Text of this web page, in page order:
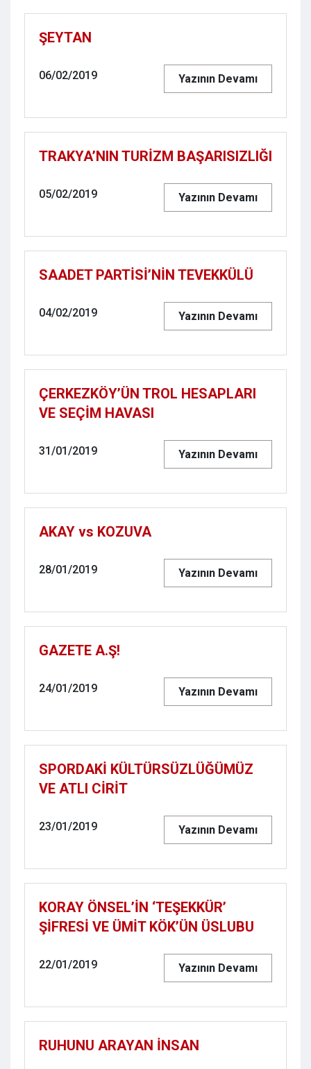
ŞEYTAN
06/02/2019 Yazının Devamı
TRAKYA’NIN TURİZM BAŞARISIZLIĞI
05/02/2019 Yazının Devamı
SAADET PARTİSİ’NİN TEVEKKÜLÜ
04/02/2019 Yazının Devamı
ÇERKEZKÖY’ÜN TROL HESAPLARI
VE SEÇİM HAVASI
31/01/2019 Yazının Devamı
AKAY vs KOZUVA
28/01/2019 Yazının Devamı
GAZETE A.Ş!
24/01/2019 Yazının Devamı
SPORDAKİ KÜLTÜRSÜZLÜĞÜMÜZ
VE ATLI CİRİT
23/01/2019 Yazının Devamı
KORAY ÖNSEL’İN ‘TEŞEKKÜR’
ŞİFRESİ VE ÜMİT KÖK’ÜN ÜSLUBU
22/01/2019 Yazının Devamı
​​​​​​​RUHUNU ARAYAN İNSAN